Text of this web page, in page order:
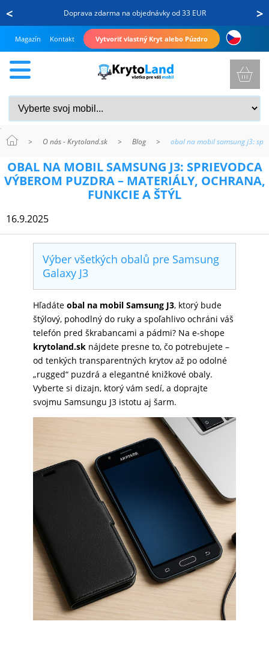
< >
Doprava zdarma na objednávky od 33 EUR
Magazín Kontakt Vytvoriť vlastný Kryt alebo Púzdro
A
MOBIL
NABÍJANIE
PRODUKTY
MOBILY
PRÍSLUŠENSTVO
OBAL NA MOBIL SAMSUNG J3: SPRIEVODCA
VÝBEROM PUZDRA – MATERIÁLY, OCHRANA,
FUNKCIE A ŠTÝL
16.9.2025
Výber všetkých obalů pre Samsung
Galaxy J3
Hľadáte obal na mobil Samsung J3, ktorý bude
štýlový, pohodlný do ruky a spoľahlivo ochráni váš
telefón pred škrabancami a pádmi? Na e-shope
krytoland.sknájdete presne to, čo potrebujete –
od tenkých transparentných krytov až po odolné
„rugged“ puzdrá a elegantné knižkové obaly.
Vyberte si dizajn, ktorý vám sedí, a doprajte
svojmu Samsungu J3 istotu aj šarm.
> O nás - Krytoland.sk > Blog > obal na mobil samsung j3: